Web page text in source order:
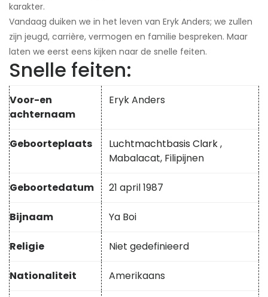
karakter.
Vandaag duiken we in het leven van Eryk Anders; we zullen
zijn jeugd, carrière, vermogen en familie bespreken. Maar
laten we eerst eens kijken naar de snelle feiten.
Snelle feiten:
Voor-en
achternaam
Eryk Anders
Geboorteplaats Luchtmachtbasis Clark,
Mabalacat, Filipijnen
Geboortedatum 21 april 1987
Bijnaam Ya Boi
Religie Niet gedefinieerd
Nationaliteit Amerikaans